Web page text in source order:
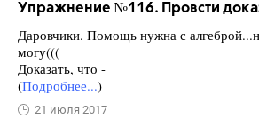
Упражнение №116. Провсти
Даровчики. Помощь нужна с
могу(((
Доказать, что -
(Подробнее...)
21 июля 2017